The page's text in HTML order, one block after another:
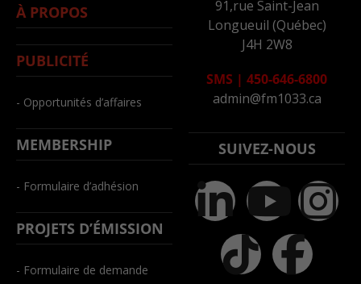
À PROPOS
PUBLICITÉ
- Opportunités d’affaires
MEMBERSHIP
- Formulaire d’adhésion
PROJETS D’ÉMISSION
- Formulaire de demande
91,rue Saint-Jean
Longueuil (Québec)
J4H 2W8
SMS | 450-646-6800
admin@fm1033.ca
SUIVEZ-NOUS